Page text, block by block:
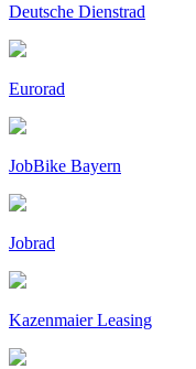
Deutsche Dienstrad
Eurorad
JobBike Bayern
Jobrad
Kazenmaier Leasing